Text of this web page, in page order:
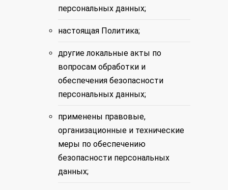
персональных данных;
настоящая Политика;
другие локальные акты по
вопросам обработки и
обеспечения безопасности
персональных данных;
применены правовые,
организационные и технические
меры по обеспечению
безопасности персональных
данных;